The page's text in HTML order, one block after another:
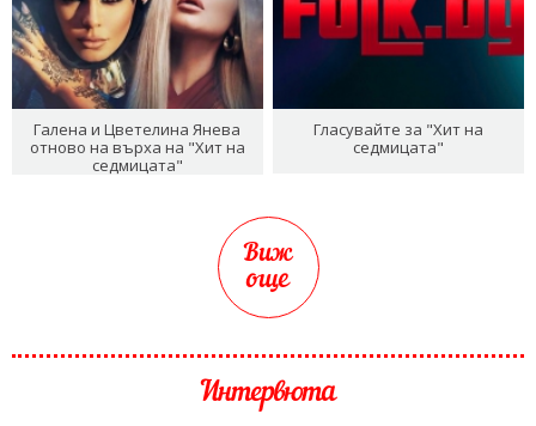
Галена и Цветелина Янева
отново на върха на "Хит на
седмицата"
Гласувайте за "Хит на
седмицата"
Виж
още
Интервюта